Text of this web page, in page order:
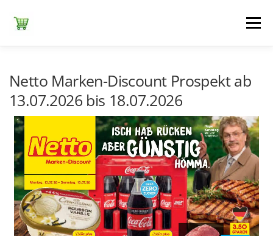
Inhalt
springen
Menü
LIDL NETTO DISCOUNT NORMA REWE
+ ALLE
Netto Marken-Discount Prospekt ab
13.07.2026 bis 18.07.2026